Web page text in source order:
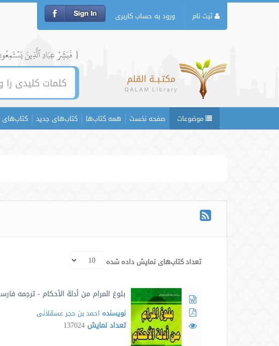
ثبت نام ورود به حساب کاربری
{ فَبَشِّرۡ عِبَادِ ٱلَّذِينَ
موضوعات صفحه نخست همه کتاب‌ها کتاب‌های جدید کتاب‌های
تعداد کتاب‌های نمایش داده شده
بلوغ المرام من أدلة الأحکام - ترجمه
نویسنده احمد بن حجر عسقلانی
تعداد نمایش 137024